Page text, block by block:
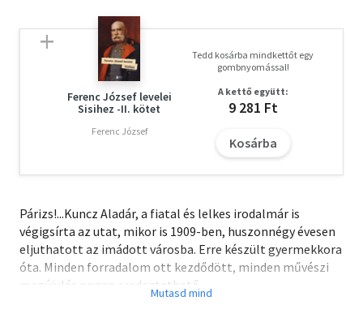
Ferenc József levelei
Sisihez -II. kötet
Ferenc József
Tedd kosárba mindkettőt egy
gombnyomással!
A kettő együtt:
9 281 Ft
Kosárba
Párizs!...Kuncz Aladár, a fiatal és lelkes irodalmár is
végigsírta az utat, mikor is 1909-ben, huszonnégy évesen
eljuthatott az imádott városba. Erre készült gyermekkora
óta. Minden forradalom ott kezdődött, minden művészi
megújulás onnan eredeztethető.